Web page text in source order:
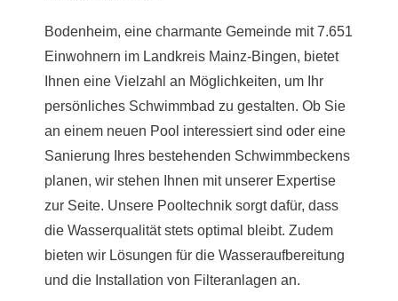
Bodenheim, eine charmante Gemeinde mit 7.651
Einwohnern im Landkreis Mainz-Bingen, bietet
Ihnen eine Vielzahl an Möglichkeiten, um Ihr
persönliches Schwimmbad zu gestalten. Ob Sie
an einem neuen Pool interessiert sind oder eine
Sanierung Ihres bestehenden Schwimmbeckens
planen, wir stehen Ihnen mit unserer Expertise
zur Seite. Unsere Pooltechnik sorgt dafür, dass
die Wasserqualität stets optimal bleibt. Zudem
bieten wir Lösungen für die Wasseraufbereitung
und die Installation von Filteranlagen an.